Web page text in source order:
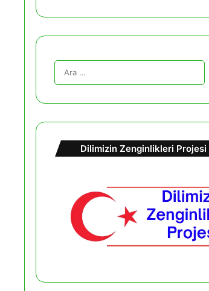
Dilimizin Zenginlikleri Projesi